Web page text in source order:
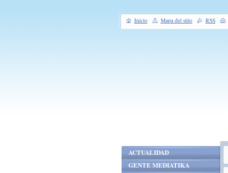
ACTUALIDAD
GENTE MEDIATIKA
Inicio Mapa del sitio RSS